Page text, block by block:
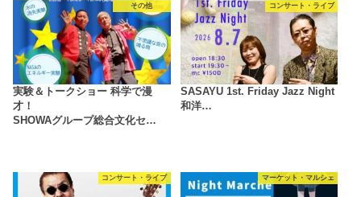
その他
実験＆トークショー 科学で漫
才！
SHOWAグループ総合文化セ…
コンサート・ライブ
SASAYU 1st. Friday Jazz Night
和洋…
コンサート・ライブ マーケット・マルシェ